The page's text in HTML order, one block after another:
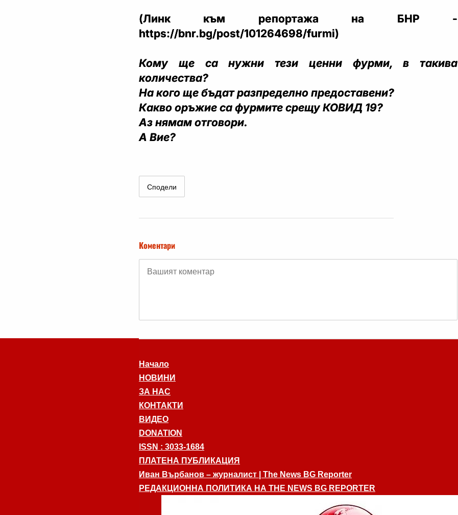
(Линк към репортажа на БНР -
https://bnr.bg/post/101264698/furmi)
Кому ще са нужни тези ценни фурми, в такива
количества?
На кого ще бъдат разпределно предоставени?
Какво оръжие са фурмите срещу КОВИД 19?
Аз нямам отговори.
А Вие?
Сподели
Коментари
Начало
НОВИНИ
ЗА НАС
КОНТАКТИ
ВИДЕО
DONATION
ISSN : 3033-1684
ПЛАТЕНА ПУБЛИКАЦИЯ
Иван Върбанов – журналист | The News BG Reporter
РЕДАКЦИОННА ПОЛИТИКА НА THE NEWS BG REPORTER